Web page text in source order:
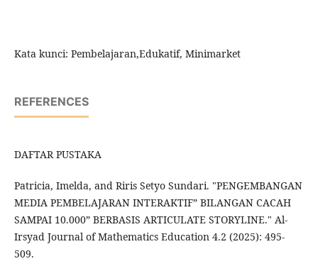
Kata kunci: Pembelajaran,Edukatif, Minimarket
REFERENCES
DAFTAR PUSTAKA
Patricia, Imelda, and Riris Setyo Sundari. "PENGEMBANGAN
MEDIA PEMBELAJARAN INTERAKTIF” BILANGAN CACAH
SAMPAI 10.000” BERBASIS ARTICULATE STORYLINE." Al-
Irsyad Journal of Mathematics Education 4.2 (2025): 495-
509.